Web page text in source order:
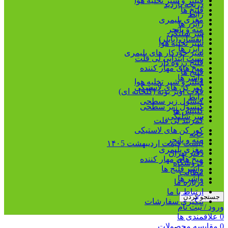
دریچه بازدید
رابط
رایزر ها
سر شلنگی
شیر تخلیه هوا
شیر خودکار های پلیمری
فلنج رزوه دار
فلنج ها
فیلتر و شیر تخلیه هوا
قلاب آویز بوته (گلخانه ای)
کپسول زیر سطحی
کلیپس ها
کمربند لی فلت
کور کن های لاستیکی
مته و پانچر
مغزی پلیمری
میخ های مهار کننده
واشر فلنج ها
واشر ها
جستجو کردن
ورود / ثبت نام
0 علاقمندی ها
0 مقایسه محصولات
فلنج ها
مغزی پلیمری
مته و پانچر
آبفشان (بابلر)
رایزر ها
بست ابتدایی لی فلت
میخ های مهار کننده
واشر ها
کور کن های لاستیکی
رابط
کپسول زیر سطحی
سر شلنگی
خانه
لیست قیمت اردیبهشت ۱۴۰5
دفتر تهران
فروشگاه
مطالب
درباره ما
ارتباط با ما
پیگیری سفارشات